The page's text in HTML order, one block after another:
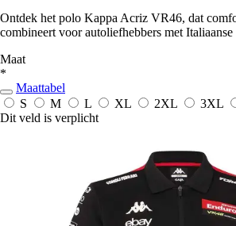
Ontdek het polo Kappa Acriz VR46, dat
combineert voor autoliefhebbers met Italiaanse
Maat
*
Maattabel
S
M L XL 2XL 3XL
Dit veld is verplicht